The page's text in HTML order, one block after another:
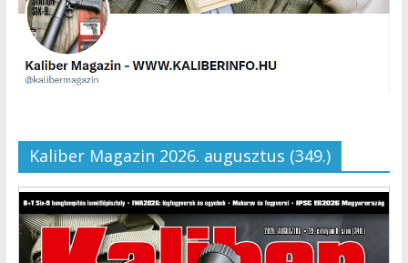
Kaliber Magazin 2026. augusztus (349.)